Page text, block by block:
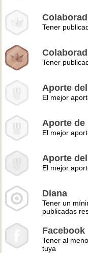
Tener
Tener
Aporte
El mejor
Aporte de
El mejor
Aporte
El mejor
Diana
Tener un
publicadas
Facebook
Tener al
tuya